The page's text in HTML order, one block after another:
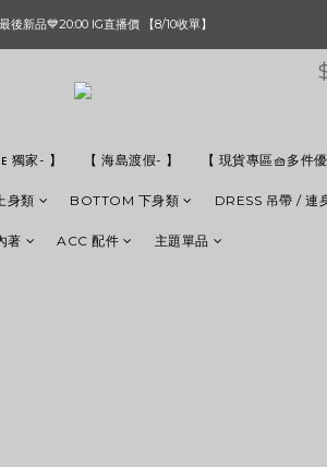
先付款】 / 滿$2000【超取付款】 🚚免運費
後新品💙20:00 IG直播價 【8/10收單】
獨家- 】 【 海島渡假- 】 【 現貨專區🧺多件
身類 BOTTOM 下身類 DRESS 吊帶 / 連
著 ACC 配件 主題單品